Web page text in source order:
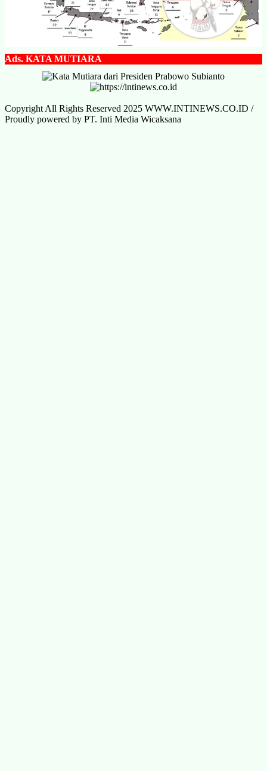
Ads. KATA MUTIARA
Copyright All Rights Reserved 2025 WWW.INTINEWS.CO.ID /
Proudly powered by PT. Inti Media Wicaksana